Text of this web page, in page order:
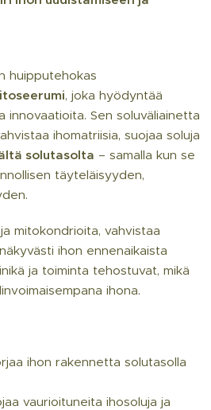
huipputehokas
, joka hyödyntää
innovaatioita. Sen soluväliainetta
ihomatriisia, suojaa soluja
solutasolta – samalla kun se
täyteläisyyden,
mitokondrioita, vahvistaa
ihon ennenaikaista
ja toiminta tehostuvat, mikä
ihona.
ihon rakennetta solutasolla
vaurioituneita ihosoluja ja